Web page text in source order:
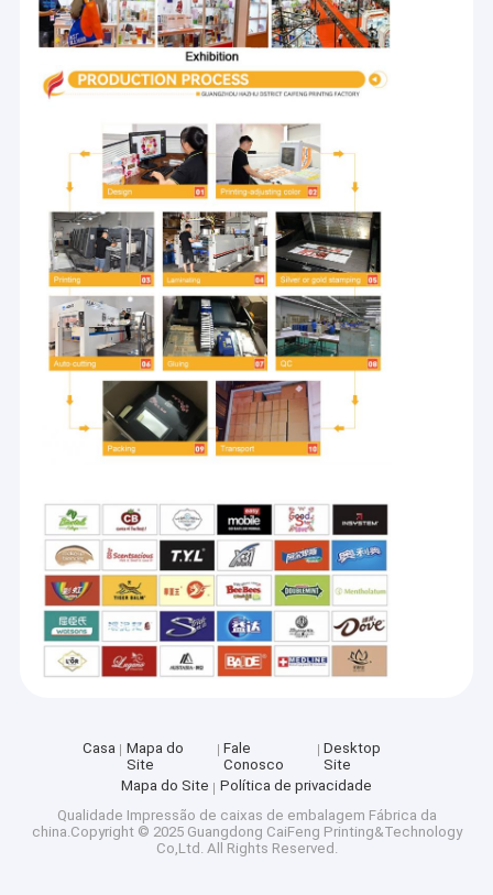
Casa
Mapa do
Site
Fale
Conosco
Desktop
Site
Mapa do Site
Política de privacidade
Qualidade Impressão de caixas de embalagem Fábrica da
china.Copyright © 2025 Guangdong CaiFeng Printing&Technology
Co,Ltd. All Rights Reserved.